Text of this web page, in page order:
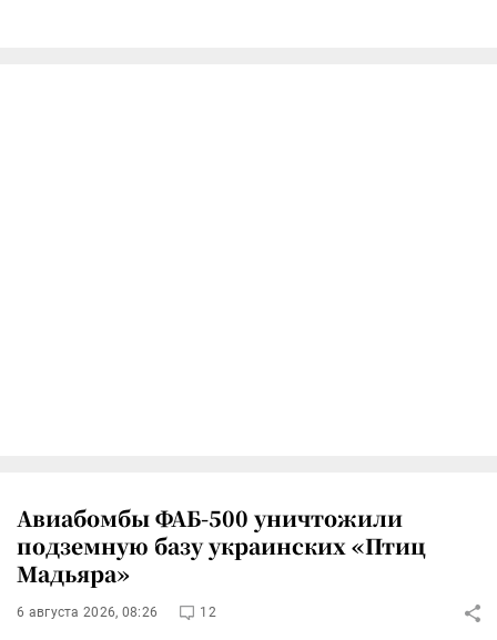
Авиабомбы ФАБ-500 уничтожили
подземную базу украинских «Птиц
Мадьяра»
6 августа 2026, 08:26 12